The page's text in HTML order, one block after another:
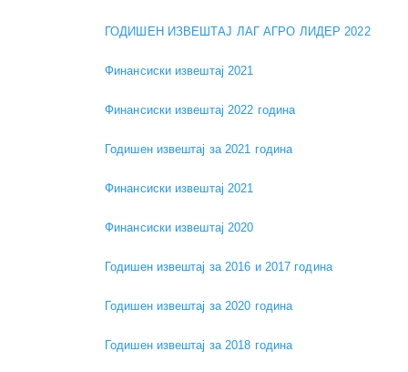
ГОДИШЕН ИЗВЕШТАЈ ЛАГ АГРО ЛИДЕР 2022
Финансиски извештај 2021
Финансиски извештај 2022 година
Годишен извештај за 2021 година
Финансиски извештај 2021
Финансиски извештај 2020
Годишен извештај за 2016 и 2017 година
Годишен извештај за 2020 година
Годишен извештај за 2018 година